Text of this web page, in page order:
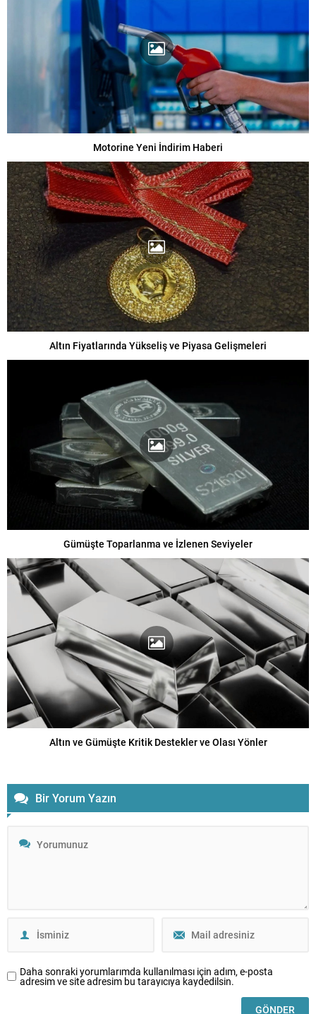
Motorine Yeni İndirim Haberi
Altın Fiyatlarında Yükseliş ve Piyasa Gelişmeleri
Gümüşte Toparlanma ve İzlenen Seviyeler
Altın ve Gümüşte Kritik Destekler ve Olası Yönler
Bir Yorum Yazın
Daha sonraki yorumlarımda kullanılması için adım, e-posta
adresim ve site adresim bu tarayıcıya kaydedilsin.